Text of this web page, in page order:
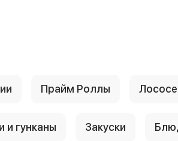
Прайм Роллы
и гунканы Закуски